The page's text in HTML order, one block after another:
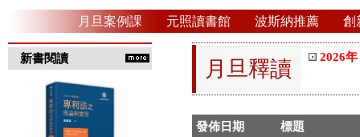
月旦案例課 元照讀書館 波斯納推薦 創
新書閱讀 月旦釋讀 2026年
發佈日期
標題